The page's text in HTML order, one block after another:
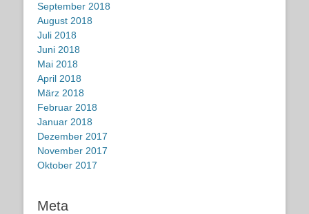
September 2018
August 2018
Juli 2018
Juni 2018
Mai 2018
April 2018
März 2018
Februar 2018
Januar 2018
Dezember 2017
November 2017
Oktober 2017
Meta